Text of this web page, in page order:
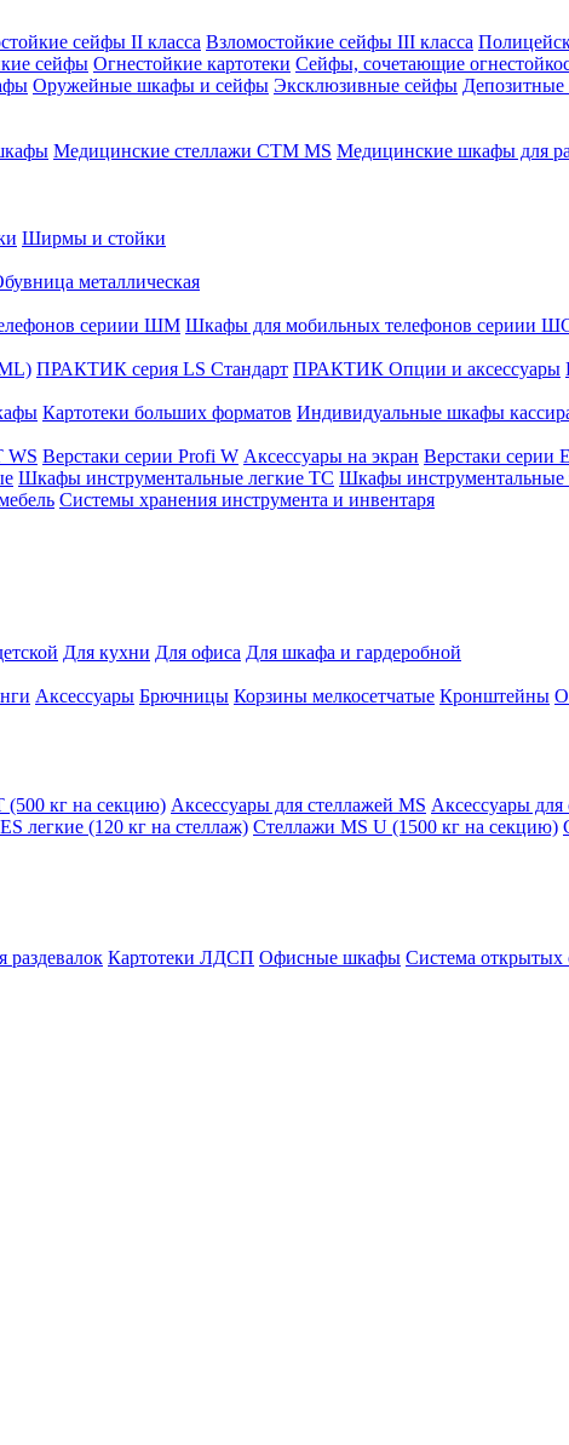
сейфы II класса Взломостойкие сейфы III класса
сейфы Огнестойкие картотеки Сейфы, сочетающие
Оружейные шкафы и сейфы Эксклюзивные сейфы Депозитные
Медицинские стеллажи CTM MS Медицинские шкафы для
Ширмы и стойки
металлическая
сериии ШМ Шкафы для мобильных телефонов сериии
ПРАКТИК cерия LS Стандарт ПРАКТИК Опции и аксессуары
Картотеки больших форматов Индивидуальные шкафы
WS Верстаки серии Profi W Аксессуары на экран Верстаки серии
Шкафы инструментальные легкие ТС Шкафы
Системы хранения инструмента и инвентаря
Для кухни Для офиса Для шкафа и гардеробной
Аксессуары Брючницы Корзины мелкосетчатые Кронштейны
кг на секцию) Аксессуары для стеллажей MS Аксессуары
легкие (120 кг на стеллаж) Стеллажи MS U (1500 кг на секцию)
Картотеки ЛДСП Офисные шкафы Система открытых